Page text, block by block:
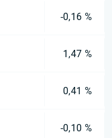
-0,16 %
1,47 %
0,41 %
-0,10 %